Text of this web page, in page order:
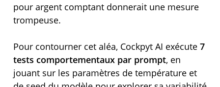
pour argent comptant donnerait une mesure
trompeuse.
Pour contourner cet aléa, Cockpyt AI exécute 7
tests comportementaux par prompt, en
jouant sur les paramètres de température et